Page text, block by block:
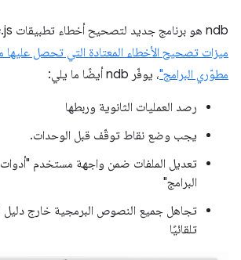
‫ndb هو برنامج جديد لتصحيح أخطاء تطبيقات Node.js. بالإضافة إلى
ميزات تصحيح الأخطاء المعتادة التي تحصل
مطوّري البرامج"، يوفّر ndb أيضًا ما يلي:
رصد العمليات الثانوية وربطها
يجب وضع نقاط توقّف قبل الوحدات.
تعديل الملفات ضمن واجهة مستخدم
البرامج"
تجاهل جميع النصوص البرمجية خارج دليل
تلقائيًا